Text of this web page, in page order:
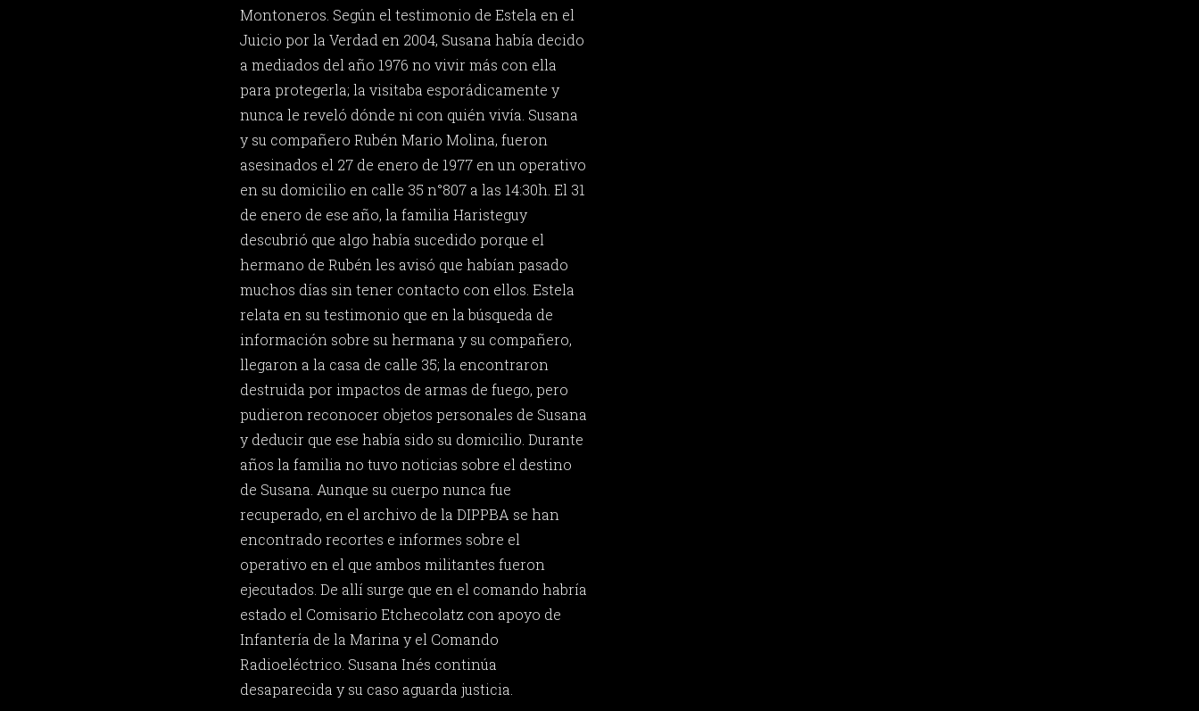
Montoneros. Según el testimonio de Estela en el
Juicio por la Verdad en 2004, Susana había decido
a mediados del año 1976 no vivir más con ella
para protegerla; la visitaba esporádicamente y
nunca le reveló dónde ni con quién vivía. Susana
y su compañero Rubén Mario Molina, fueron
asesinados el 27 de enero de 1977 en un operativo
en su domicilio en calle 35 n°807 a las 14:30h. El 31
de enero de ese año, la familia Haristeguy
descubrió que algo había sucedido porque el
hermano de Rubén les avisó que habían pasado
muchos días sin tener contacto con ellos. Estela
relata en su testimonio que en la búsqueda de
información sobre su hermana y su compañero,
llegaron a la casa de calle 35; la encontraron
destruida por impactos de armas de fuego, pero
pudieron reconocer objetos personales de Susana
y deducir que ese había sido su domicilio. Durante
años la familia no tuvo noticias sobre el destino
de Susana. Aunque su cuerpo nunca fue
recuperado, en el archivo de la DIPPBA se han
encontrado recortes e informes sobre el
operativo en el que ambos militantes fueron
ejecutados. De allí surge que en el comando habría
estado el Comisario Etchecolatz con apoyo de
Infantería de la Marina y el Comando
Radioeléctrico. Susana Inés continúa
desaparecida y su caso aguarda justicia.